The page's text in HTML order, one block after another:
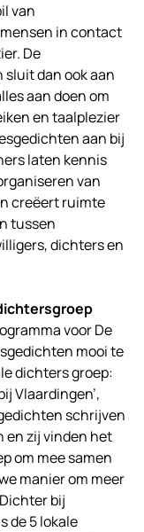
van
in contact
De
dan ook aan
aan doen om
en taalplezier
aan bij
laten kennis
van
creëert ruimte
tussen
dichters en
voor De
mooi te
dichters groep:
Vlaardingen’,
schrijven
en zij vinden het
om mee samen
manier om meer
bij
de 5 lokale